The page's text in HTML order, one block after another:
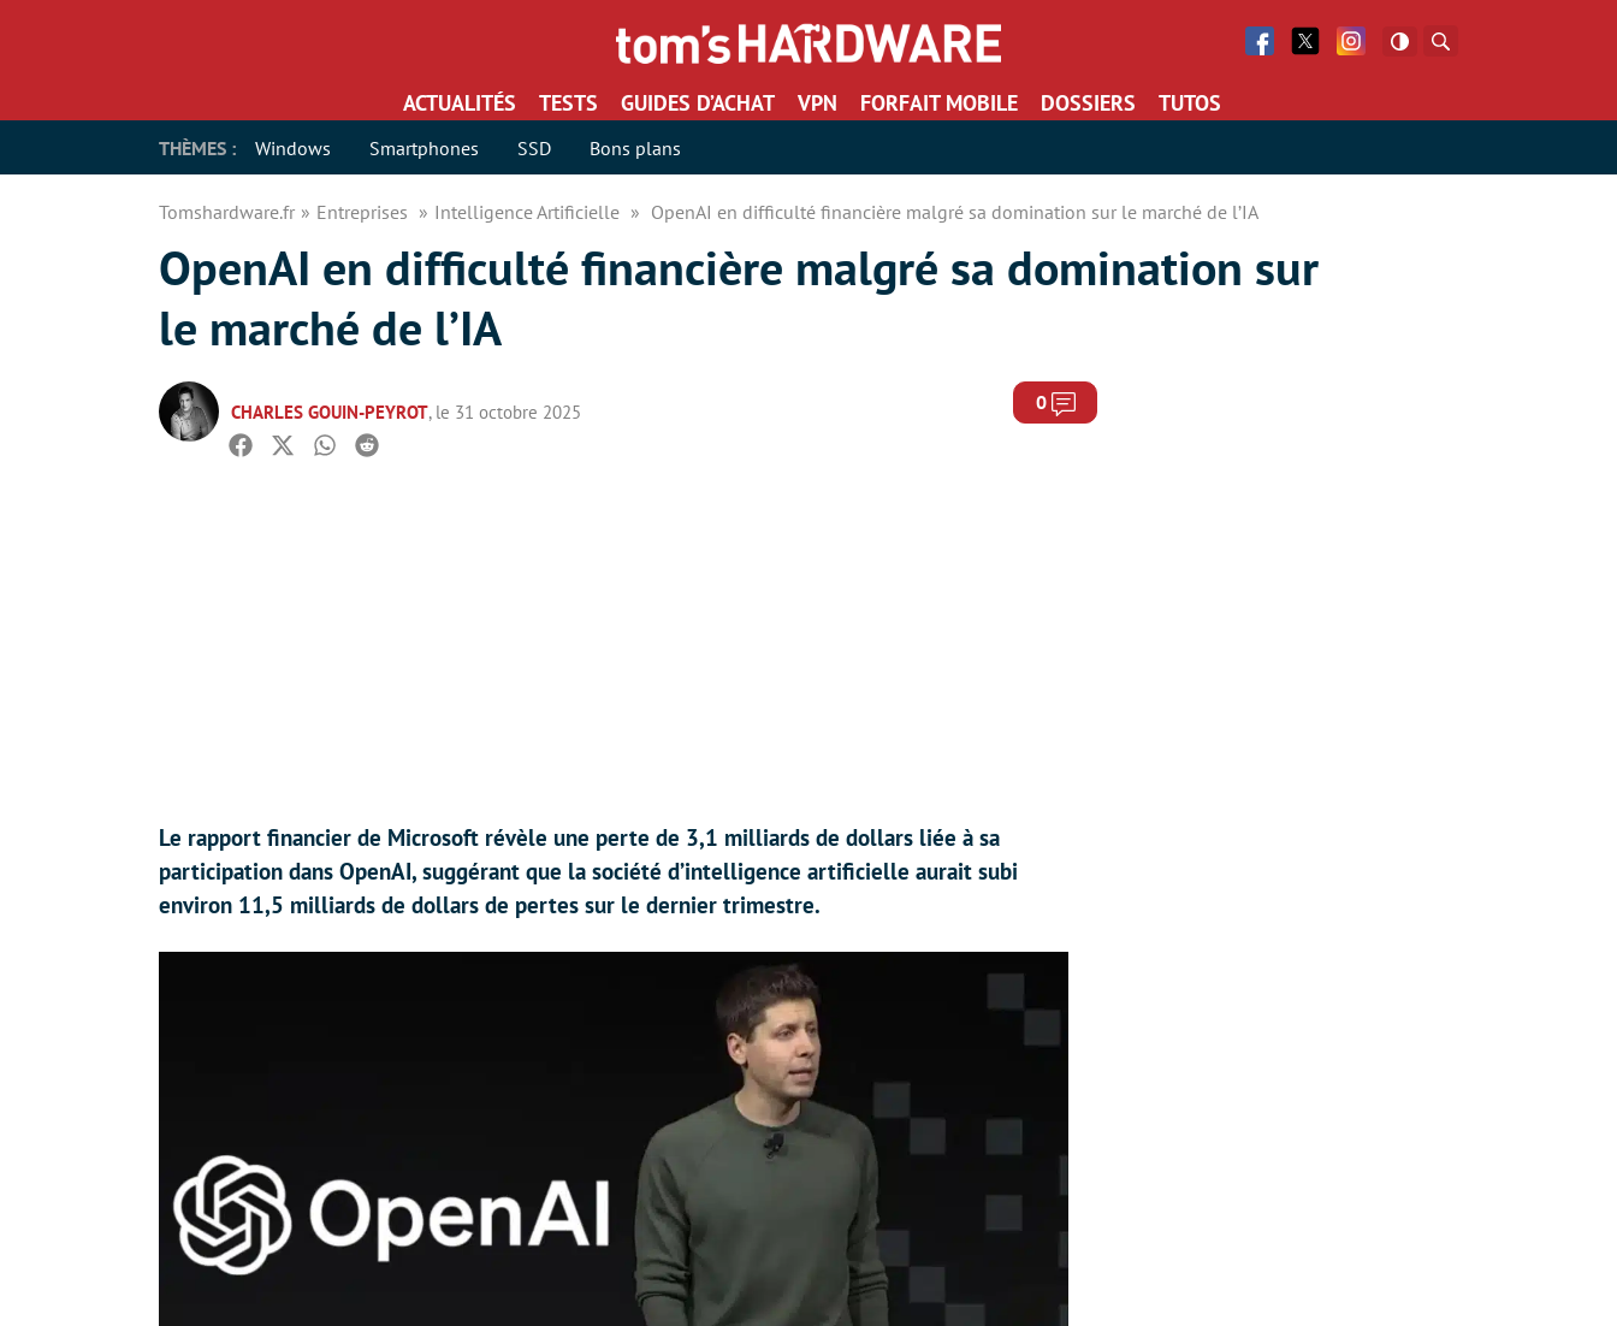
Facebook
Twitter Facebook
ACTUALITÉS TESTS GUIDES D’ACHAT VPN FORFAIT MOBILE DOSSIERS TUTOS
THÈMES : Windows Smartphones SSD Bons plans
Tomshardware.fr Entreprises Intelligence Artificielle OpenAI en difficulté financière malgré sa domination sur le marché de l’IA
OpenAI en difficulté financière malgré sa domination sur
le marché de l’IA
CHARLES GOUIN-PEYROT, le 31 octobre 2025 0 Commentaires
Facebook
TwitterWhatsapp
Reddit
Le rapport financier de Microsoft révèle une perte de 3,1 milliards de dollars liée à sa
participation dans OpenAI, suggérant que la société d’intelligence artificielle aurait subi
environ 11,5 milliards de dollars de pertes sur le dernier trimestre.